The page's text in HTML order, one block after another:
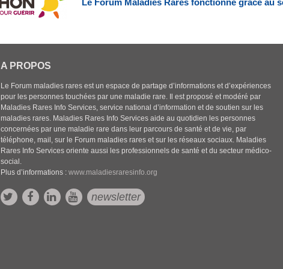
Le Forum Maladies Rares fonctionne grâce au
A PROPOS
Le Forum maladies rares est un espace de partage d’informations et d’expériences
pour les personnes touchées par une maladie rare. Il est proposé et modéré par
Maladies Rares Info Services, service national d’information et de soutien sur les
maladies rares. Maladies Rares Info Services aide au quotidien les personnes
concernées par une maladie rare dans leur parcours de santé et de vie, par
téléphone, mail, sur le Forum maladies rares et sur les réseaux sociaux. Maladies
Rares Info Services oriente aussi les professionnels de santé et du secteur médico-
social.
Plus d’informations :www.maladiesraresinfo.org
newsletter